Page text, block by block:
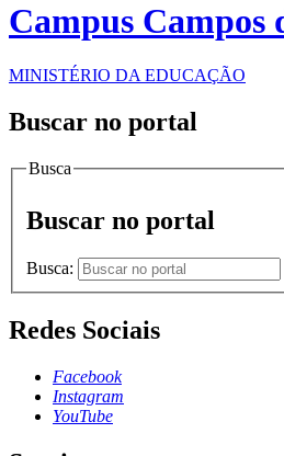
Campus Campos
MINISTÉRIO DA EDUCAÇÃO
Buscar no portal
Busca
Buscar no portal
Busca:
Redes Sociais
Facebook
Instagram
YouTube